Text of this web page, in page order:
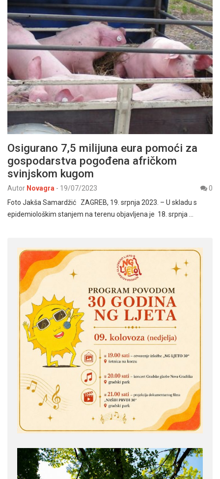
Osigurano 7,5 milijuna eura pomoći za
gospodarstva pogođena afričkom
svinjskom kugom
Autor Novagra - 19/07/2023
0
Foto Jakša Samardžić ZAGREB, 19. srpnja 2023. – U skladu s
epidemiološkim stanjem na terenu objavljena je 18. srpnja …